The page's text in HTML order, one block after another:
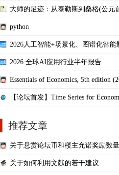
大师的足迹：从泰勒斯到桑格(公元
python
2026人工智能+场景化、图谱化智能
2026 全球AI应用行业半年报告
Essentials of Economics, 5th edition
【论坛首发】Time Series for
推荐文章
关于悬赏论坛币和楼主允诺奖励数量
关于如何利用文献的若干建议